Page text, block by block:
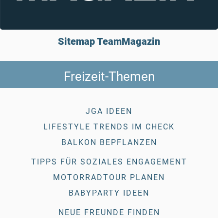
Sitemap TeamMagazin
Freizeit-Themen
JGA IDEEN
LIFESTYLE TRENDS IM CHECK
BALKON BEPFLANZEN
TIPPS FÜR SOZIALES ENGAGEMENT
MOTORRADTOUR PLANEN
BABYPARTY IDEEN
NEUE FREUNDE FINDEN